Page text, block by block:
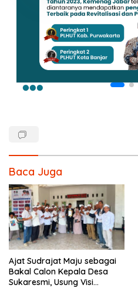
Baca Juga
Ajat Sudrajat Maju sebagai
Bakal Calon Kepala Desa
Sukaresmi, Usung Visi